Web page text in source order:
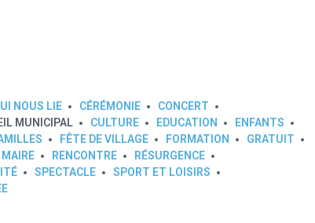
NOUS LIE CÉRÉMONIE
CONCERT
MUNICIPAL CULTURE EDUCATION
ENFANTS
FÊTE DE VILLAGE FORMATION
GRATUIT
MAIRE RENCONTRE
RÉSURGENCE
SPECTACLE
SPORT ET LOISIRS